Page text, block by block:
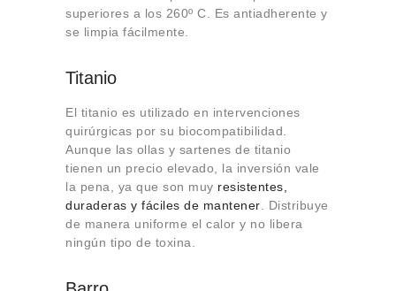
superiores a los 260º C. Es antiadherente y
se limpia fácilmente.
Titanio
El titanio es utilizado en intervenciones
quirúrgicas por su biocompatibilidad.
Aunque las ollas y sartenes de titanio
tienen un precio elevado, la inversión vale
la pena, ya que son muy resistentes,
duraderas y fáciles de mantener . Distribuye
de manera uniforme el calor y no libera
ningún tipo de toxina.